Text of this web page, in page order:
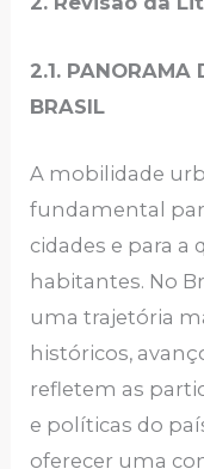
2.1. PANORAMA
BRASIL
A mobilidade
fundamental
cidades e para a
habitantes. No
uma trajetória
históricos,
refletem as
e políticas do
oferecer uma